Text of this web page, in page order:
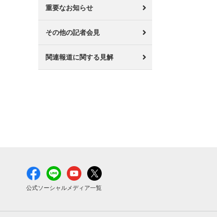
重要なお知らせ
その他の記者会見
関連報道に関する見解
公式ソーシャルメディア一覧